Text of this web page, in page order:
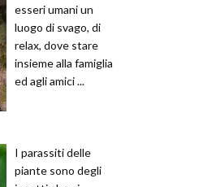
esseri umani un
luogo di svago, di
relax, dove stare
insieme alla famiglia
ed agli amici ...
I parassiti delle
piante sono degli